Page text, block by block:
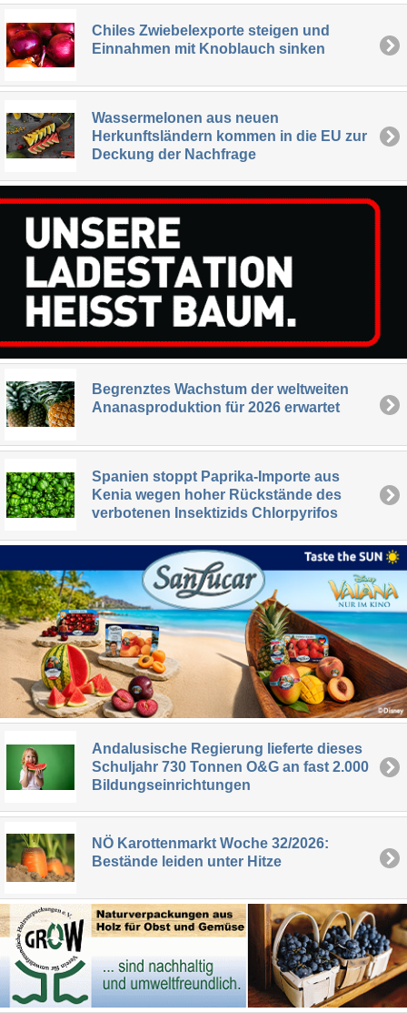
Chiles Zwiebelexporte steigen und
Einnahmen mit Knoblauch sinken
Wassermelonen aus neuen
Herkunftsländern kommen in die EU zur
Deckung der Nachfrage
Begrenztes Wachstum der weltweiten
Ananasproduktion für 2026 erwartet
Spanien stoppt Paprika-Importe aus
Kenia wegen hoher Rückstände des
verbotenen Insektizids Chlorpyrifos
Andalusische Regierung lieferte dieses
Schuljahr 730 Tonnen O&G an fast 2.000
Bildungseinrichtungen
NÖ Karottenmarkt Woche 32/2026:
Bestände leiden unter Hitze